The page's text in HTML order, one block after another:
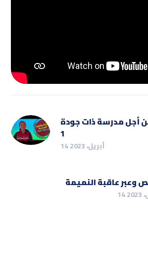
أجل مدرسة ذات جودة
1
14 أبريل، 2023
وعبر عاقبة النميمة